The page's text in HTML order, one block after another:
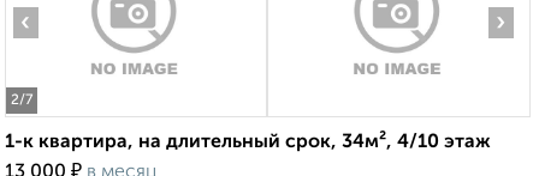
2/7
‹ ›
1-к квартира, на длительный срок, 34м², 4/10 этаж
₽